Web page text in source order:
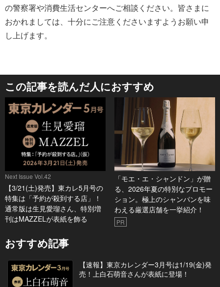
の警察署や消費生活センターへご相談ください。皆さまに
おかれましては、十分にご注意くださいますようお願い申
し上げます。
この記事を読んだ人におすすめ
Next Issue Vol.42
【3/21(土)発売】東カレ5月号の
特集は「予約が殺到する店」！
通常版は生見愛瑠さん、特別増
刊はMAZZELが表紙を飾る
「モエ・エ・シャンドン」が贈
る、2026年夏の特別なプロモー
ション。極上のシャンパンを味
わえる厳選店舗を一挙紹介！
PR
おすすめ記事
【速報】東京カレンダー3月号は1/19(金)発
売！上白石萌音さんが表紙に登場！